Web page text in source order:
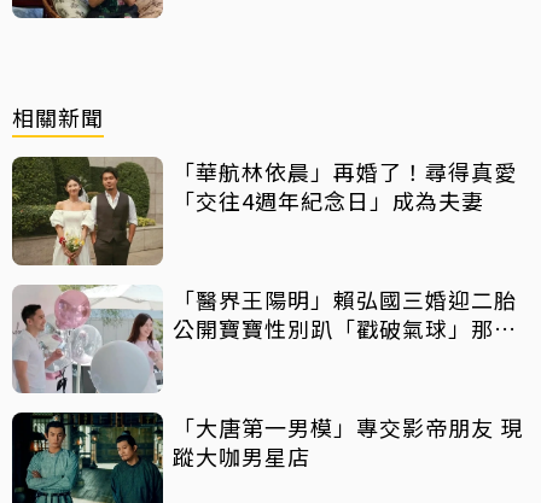
相關新聞
「華航林依晨」再婚了！尋得真愛
「交往4週年紀念日」成為夫妻
「醫界王陽明」賴弘國三婚迎二胎
公開寶寶性別趴「戳破氣球」那一
「大唐第一男模」專交影帝朋友 現
蹤大咖男星店